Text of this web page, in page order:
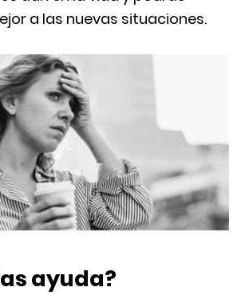
a las nuevas situaciones.
ayuda?